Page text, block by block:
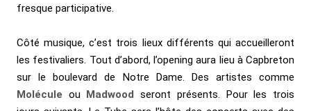
fresque participative.
Côté musique, c’est trois lieux différents qui accueilleront
les festivaliers. Tout d’abord, l’opening aura lieu à Capbreton
sur le boulevard de Notre Dame. Des artistes comme
Molécule ou Madwood seront présents. Pour les trois